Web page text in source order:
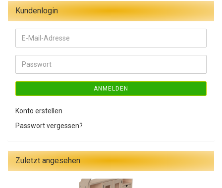
Kundenlogin
E-
Mail-
Adresse
Passwort
ANMELDEN
Konto erstellen
Passwort vergessen?
Zuletzt angesehen